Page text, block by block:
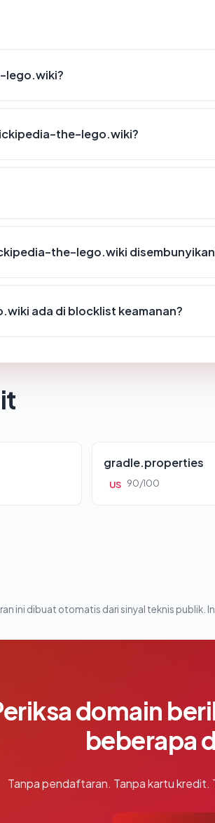
lego.wiki?
the-lego.wiki?
the-lego.wiki
ada di blocklist keamanan?
gradle.properties
US 90/100
ini dibuat otomatis dari sinyal teknis publik.
domain
beberapa
Tanpa pendaftaran. Tanpa kartu kredit.